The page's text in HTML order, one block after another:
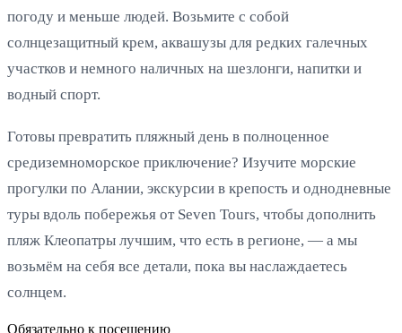
погоду и меньше людей. Возьмите с собой
солнцезащитный крем, аквашузы для редких галечных
участков и немного наличных на шезлонги, напитки и
водный спорт.
Готовы превратить пляжный день в полноценное
средиземноморское приключение? Изучите морские
прогулки по Алании, экскурсии в крепость и однодневные
туры вдоль побережья от Seven Tours, чтобы дополнить
пляж Клеопатры лучшим, что есть в регионе, — а мы
возьмём на себя все детали, пока вы наслаждаетесь
солнцем.
Обязательно к посещению